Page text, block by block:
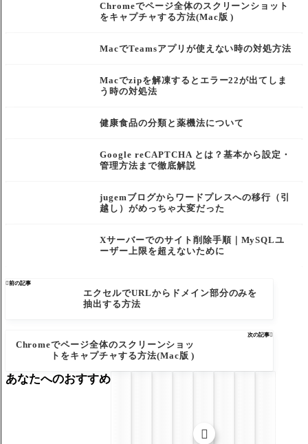
Chromeでページ全体のスクリーンショット
をキャプチャする方法(Mac版 )
MacでTeamsアプリが使えない時の対処方法
Macでzipを解凍するとエラー22が出てしま
う時の対処法
健康食品の分類と薬機法について
Google reCAPTCHA とは？基本から設定・
管理方法まで徹底解説
jugemブログからワードプレスへの移行（引
越し）がめっちゃ大変だった
Xサーバーでのサイト削除手順｜MySQLユ
ーザー上限を超えないために
前の記事
エクセルでURLからドメイン部分のみを
抽出する方法
次の記事
Chromeでページ全体のスクリーンショッ
トをキャプチャする方法(Mac版 )
あなたへのおすすめ
